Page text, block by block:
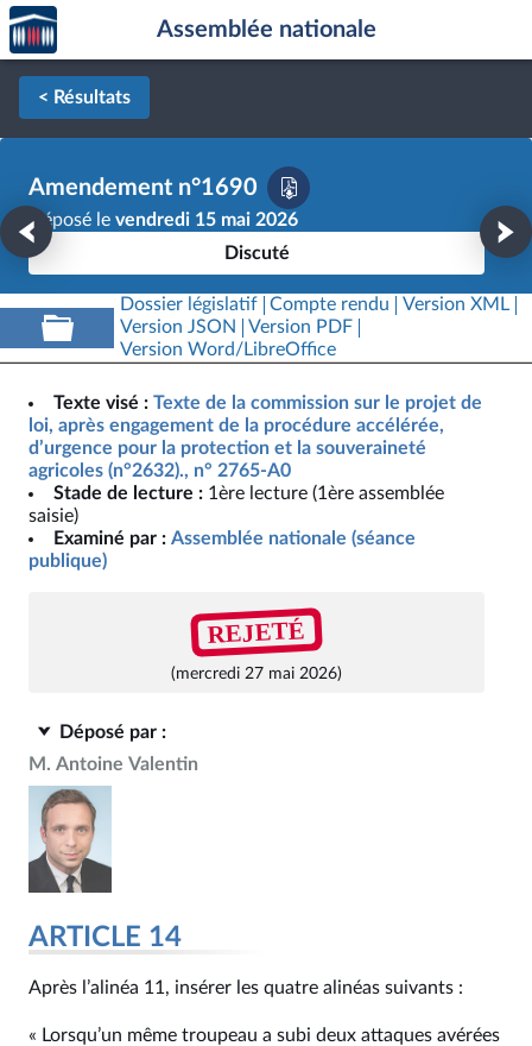
Aller au contenu
Aller en bas de la page
Accèder
à la
page
d'accueil
Assemblée nationale
< Résultats
Amendement n°1690
Déposé le vendredi 15 mai 2026
Discuté
Dossier législatif Compte rendu
Version XML
Version JSON
Version PDF
Version Word/LibreOffice
Texte visé : Texte de la commission sur le projet de
loi, après engagement de la procédure accélérée,
d’urgence pour la protection et la souveraineté
agricoles (n°2632)., n° 2765-A0
Stade de lecture : 1ère lecture (1ère assemblée
saisie)
Examiné par : Assemblée nationale (séance
publique)
REJETÉ
(mercredi 27 mai 2026)
Déposé par :
M. Antoine Valentin
ARTICLE 14
Après l’alinéa 11, insérer les quatre alinéas suivants :
« Lorsqu’un même troupeau a subi deux attaques avérées